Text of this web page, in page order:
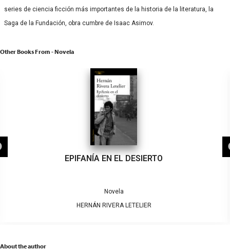
series de ciencia ficción más importantes de la historia de la literatura, la
Saga de la Fundación, obra cumbre de Isaac Asimov.
Other Books From - Novela
EPIFANÍA EN EL DESIERTO
Novela
HERNÁN RIVERA LETELIER
About the author